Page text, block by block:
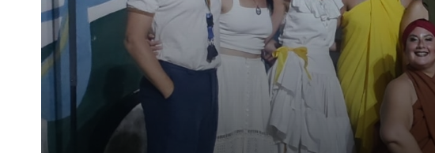
¿Llega un “Súper Niño”?: De Benedictis aclara los mitos y
Cañada del Ucle se prepara para la 5ª edición de la Expo Dose
Distinguieron a Ramiro Maldonado, el campeón juvenil de